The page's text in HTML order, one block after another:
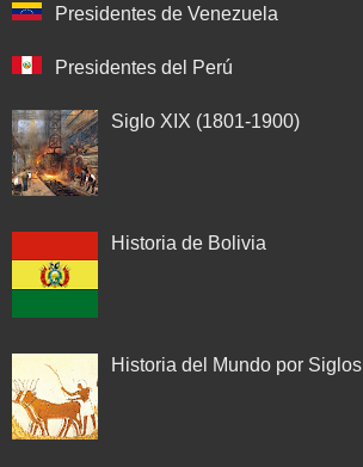
Presidentes de Venezuela
Presidentes del Perú
Siglo XIX (1801-1900)
Historia de Bolivia
Historia del Mundo por Siglos